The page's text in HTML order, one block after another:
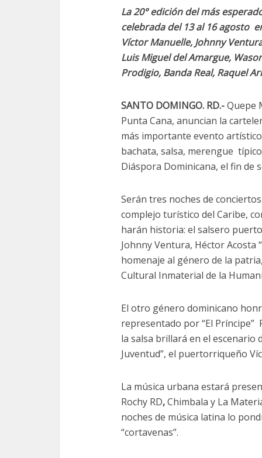
La 20° edición del más
celebrada del 13 al 16 agosto
Víctor Manuelle, Johnny
Luis Miguel del Amargue,
Prodigio, Banda Real, Raquel
SANTO DOMINGO. RD.-Quepe
Punta Cana, anuncian la
más importante evento
bachata, salsa, merengue
Diáspora Dominicana, el fin de
Serán tres noches de
complejo turístico del Caribe,
harán historia: el salsero
Johnny Ventura, Héctor Acosta
homenaje al género de la
Cultural Inmaterial de la
El otro género dominicano
representado por “El Príncipe”
la salsa brillará en el escenario
Juventud”, el puertorriqueño
La música urbana estará
Rochy RD,Chimbala y La
noches de música latina lo
“cortavenas”.